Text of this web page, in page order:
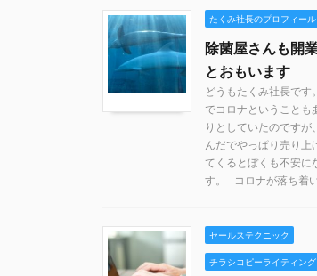
たくみ社長のプロフィール
除菌屋さんも開
とおもいます
どうもたくみ社長です
でコロナということも
りとしていたのですが
んだでやっぱり売り上
てくるとぼくも不安に
す。 コロナが落ち着
セールステクニック
チラシコピーライティング